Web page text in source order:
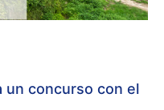
un concurso con el